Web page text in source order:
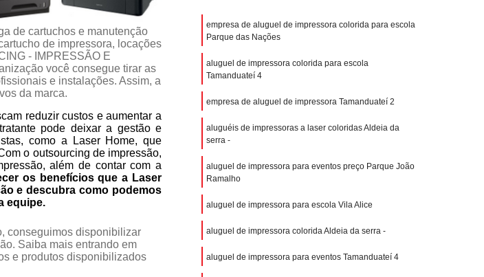
de cartuchos e manutenção
de impressora, locações
- IMPRESSÃO E
você consegue tirar as
e instalações. Assim, a
da marca.
reduzir custos e aumentar a
pode deixar a gestão e
como a Laser Home, que
o outsourcing de impressão,
além de contar com a
os benefícios que a Laser
e descubra como podemos
equipe.
conseguimos disponibilizar
Saiba mais entrando em
e produtos disponibilizados
empresa de aluguel de impressora colorida para escola
Parque das Nações
aluguel de impressora colorida para escola
Tamanduateí 4
empresa de aluguel de impressora Tamanduateí 2
aluguéis de impressoras a laser coloridas Aldeia da
serra -
aluguel de impressora para eventos preço Parque João
Ramalho
aluguel de impressora para escola Vila Alice
aluguel de impressora colorida Aldeia da serra -
aluguel de impressora para eventos Tamanduateí 4